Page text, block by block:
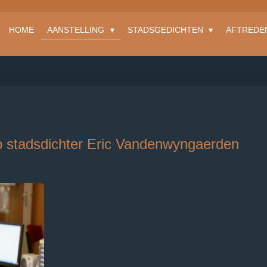
HOME AANSTELLING STADSGEDICHTEN
Eric Vandenwyngaerden